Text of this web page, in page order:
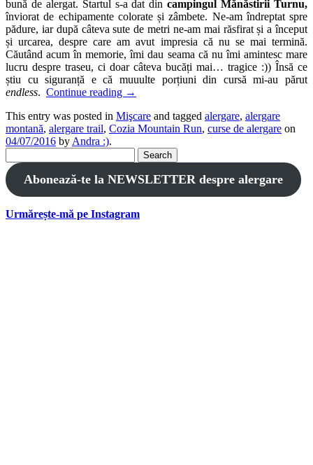
bună de alergat. Startul s-a dat dincampingul Mănăstirii Turnu,
înviorat de echipamente colorate și zâmbete. Ne-am îndreptat spre
pădure, iar după câteva sute de metri ne-am mai răsfirat și a început
și urcarea, despre care am avut impresia că nu se mai termină.
Căutând acum în memorie, îmi dau seama că nu îmi amintesc mare
lucru despre traseu, ci doar câteva bucăți mai… tragice :)) Însă ce
știu cu siguranță e că muuulte porțiuni din cursă mi-au părut
endless. Continue reading →
This entry was posted in Mişcare and tagged alergare, alergare
montană, alergare trail, Cozia Mountain Run, curse de alergare on
04/07/2016 by Andra :).
for:
Abonează-te la NEWSLETTER despre alergare
Urmărește-mă pe Instagram